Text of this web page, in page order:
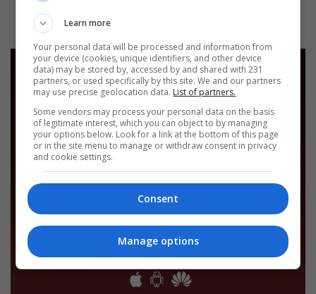
Learn more
Your personal data will be processed and information from
your device (cookies, unique identifiers, and other device
data) may be stored by, accessed by and shared with 231
partners, or used specifically by this site. We and our partners
may use precise geolocation data. List of partners.
Some vendors may process your personal data on the basis
of legitimate interest, which you can object to by managing
your options below. Look for a link at the bottom of this page
or in the site menu to manage or withdraw consent in privacy
and cookie settings.
Consent
Manage options